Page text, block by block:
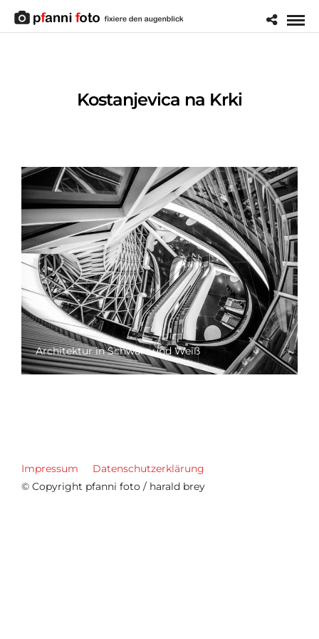
Kostanjevica na Krki
Architektur in Schwarz und Weiß
Impressum
Datenschutzerklärung
© Copyright pfanni foto / harald brey